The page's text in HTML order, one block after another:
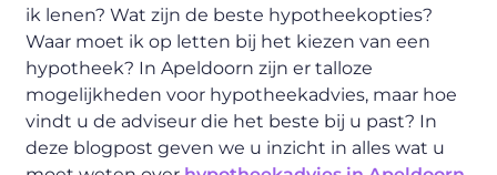
ik lenen? Wat zijn de beste hypotheekopties?
Waar moet ik op letten bij het kiezen van een
hypotheek? In Apeldoorn zijn er talloze
mogelijkheden voor hypotheekadvies, maar hoe
vindt u de adviseur die het beste bij u past? In
deze blogpost geven we u inzicht in alles wat u